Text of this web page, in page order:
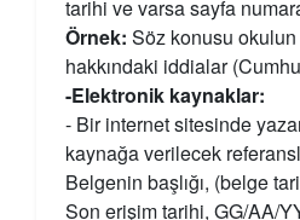
tarihi ve varsa sayfa
Örnek: Söz konusu
hakkındaki iddialar
-Elektronik kaynaklar:
- Bir internet sitesinde
kaynağa verilecek
Belgenin başlığı, (belge
Son erişim tarihi, GG/AA/